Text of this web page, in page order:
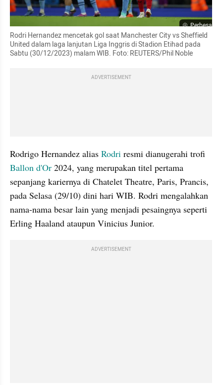
Perbesar
Rodri Hernandez mencetak gol saat Manchester City vs Sheffield
United dalam laga lanjutan Liga Inggris di Stadion Etihad pada
Sabtu (30/12/2023) malam WIB. Foto: REUTERS/Phil Noble
ADVERTISEMENT
Rodrigo Hernandez alias Rodri
Ballon d'Or 2024, yang merupakan titel pertama
sepanjang kariernya di Chatelet Theatre, Paris, Prancis,
pada Selasa (29/10) dini hari WIB. Rodri mengalahkan
nama-nama besar lain yang menjadi pesaingnya seperti
Erling Haaland ataupun Vinicius Junior.
ADVERTISEMENT